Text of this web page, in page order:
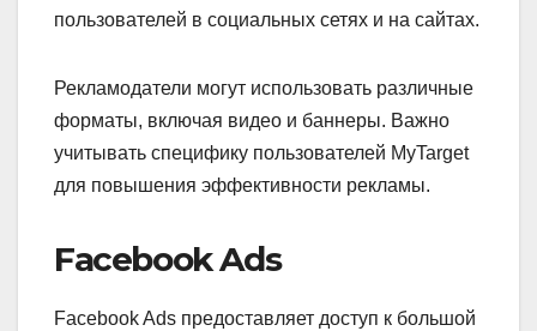
пользователей в социальных сетях и на сайтах.
Рекламодатели могут использовать различные
форматы, включая видео и баннеры. Важно
учитывать специфику пользователей MyTarget
для повышения эффективности рекламы.
Facebook Ads
Facebook Ads предоставляет доступ к большой